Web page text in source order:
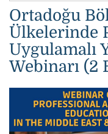
Ortadoğu
Ülkelerinde
Uygulamalı
Webinarı (2